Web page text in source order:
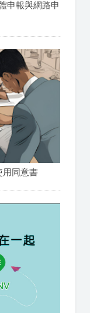
申報與網路申
用同意書